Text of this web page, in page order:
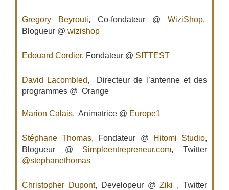
Gregory Beyrouti, Co-fondateur @ WiziShop,
Blogueur @ wizishop
Edouard Cordier, Fondateur @ SITTEST
David Lacombled, Directeur de l’antenne et des
programmes @ Orange
Marion Calais, Animatrice @ Europe1
Stéphane Thomas, Fondateur @ Hitomi Studio,
Blogueur @ Simpleentrepreneur.com, Twitter
@stephanethomas
Christopher Dupont, Developeur @Ziki , Twitter